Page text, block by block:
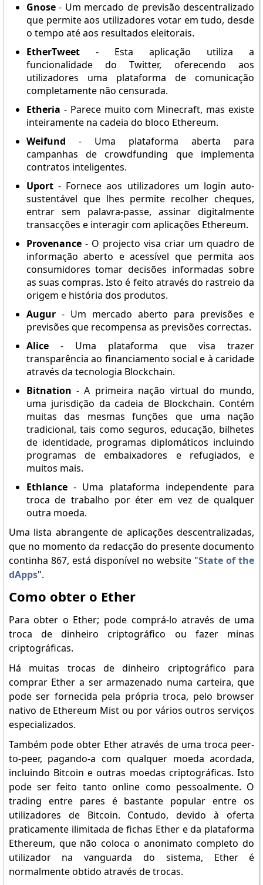
Gnose- Um mercado de previsão descentralizado
que permite aos utilizadores votar em tudo, desde
o tempo até aos resultados eleitorais.
EtherTweet- Esta aplicação utiliza a
funcionalidade do Twitter, oferecendo aos
utilizadores uma plataforma de comunicação
completamente não censurada.
Etheria - Parece muito com Minecraft, mas existe
inteiramente na cadeia do bloco Ethereum.
Weifund - Uma plataforma aberta para
campanhas de crowdfunding que implementa
contratos inteligentes.
Uport- Fornece aos utilizadores um login auto-
sustentável que lhes permite recolher cheques,
entrar sem palavra-passe, assinar digitalmente
transacções e interagir com aplicações Ethereum.
Provenance- O projecto visa criar um quadro de
informação aberto e acessível que permita aos
consumidores tomar decisões informadas sobre
as suas compras. Isto é feito através do rastreio da
origem e história dos produtos.
Augur- Um mercado aberto para previsões e
previsões que recompensa as previsões correctas.
Alice- Uma plataforma que visa trazer
transparência ao financiamento social e à caridade
através da tecnologia Blockchain.
Bitnation - A primeira nação virtual do mundo,
uma jurisdição da cadeia de Blockchain. Contém
muitas das mesmas funções que uma nação
tradicional, tais como seguros, educação, bilhetes
de identidade, programas diplomáticos incluindo
programas de embaixadores e refugiados, e
muitos mais.
Ethlance- Uma plataforma independente para
troca de trabalho por éter em vez de qualquer
outra moeda.
Uma lista abrangente de aplicações descentralizadas,
que no momento da redacção do presente documento
continha 867, está disponível no website "State of the
dApps".
Como obter o Ether
Para obter o Ether; pode comprá-lo através de uma
troca de dinheiro criptográfico ou fazer minas
criptográficas.
Há muitas trocas de dinheiro criptográfico para
comprar Ether a ser armazenado numa carteira, que
pode ser fornecida pela própria troca, pelo browser
nativo de Ethereum Mist ou por vários outros serviços
especializados.
Também pode obter Ether através de uma troca peer-
to-peer, pagando-a com qualquer moeda acordada,
incluindo Bitcoin e outras moedas criptográficas. Isto
pode ser feito tanto online como pessoalmente. O
trading entre pares é bastante popular entre os
utilizadores de Bitcoin. Contudo, devido à oferta
praticamente ilimitada de fichas Ether e da plataforma
Ethereum, que não coloca o anonimato completo do
utilizador na vanguarda do sistema, Ether é
normalmente obtido através de trocas.